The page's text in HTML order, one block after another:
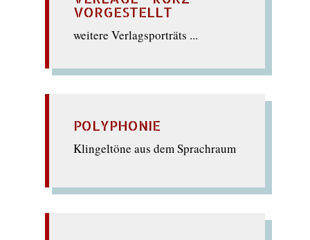
VORGESTELLT
weitere Verlagsporträts ...
POLYPHONIE
Klingeltöne aus dem Sprachraum